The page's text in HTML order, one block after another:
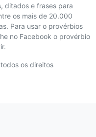
ditados e frases para
os mais de 20.000
Para usar o provérbios
no Facebook o provérbio
os direitos